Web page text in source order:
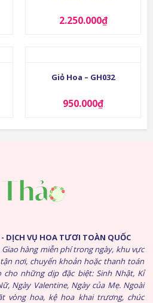
2.250.000₫
Giỏ Hoa – GH032
950.000₫
DỊCH VỤ HOA TƯƠI TOÀN QUỐC
hàng miễn phí trong ngày, khu vực
nơi, chuyển khoản hoặc thanh toán
những dịp đặc biệt: Sinh Nhật, Kỉ
Ngày Valentine, Ngày của Mẹ. Ngoài
vòng hoa, kệ hoa khai trương, chúc